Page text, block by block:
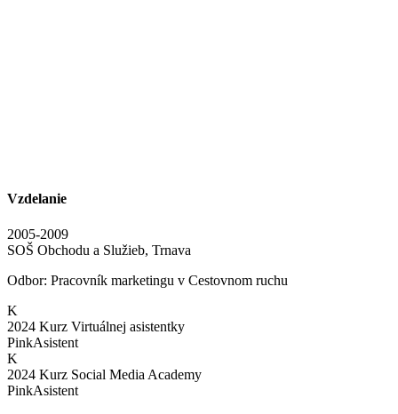
Vzdelanie
2005-2009
SOŠ Obchodu a Služieb, Trnava
Odbor: Pracovník marketingu v Cestovnom ruchu
K
2024 Kurz Virtuálnej asistentky
PinkAsistent
K
2024 Kurz Social Media Academy
PinkAsistent